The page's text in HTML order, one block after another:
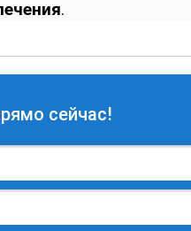
.
сейчас!